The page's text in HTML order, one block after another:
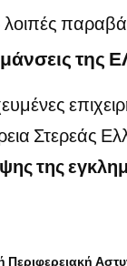
της
Στερεάς
της
Περιφερειακή